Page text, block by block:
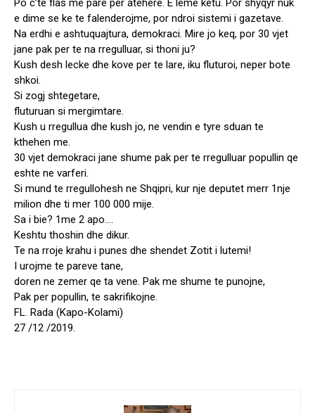
Po c’te flas me pare per atehere. E leme ketu. Por shyqyr nuk
e dime se ke te falenderojme, por ndroi sistemi i gazetave.
Na erdhi e ashtuquajtura, demokraci. Mire jo keq, por 30 vjet
jane pak per te na rregulluar, si thoni ju?
Kush desh lecke dhe kove per te lare, iku fluturoi, neper bote
shkoi.
Si zogj shtegetare,
fluturuan si mergimtare.
Kush u rregullua dhe kush jo, ne vendin e tyre sduan te
kthehen me.
30 vjet demokraci jane shume pak per te rregulluar popullin qe
eshte ne varferi.
Si mund te rregullohesh ne Shqipri, kur nje deputet merr 1nje
milion dhe ti mer 100 000 mije.
Sa i bie? 1me 2 apo….
Keshtu thoshin dhe dikur.
Te na rroje krahu i punes dhe shendet Zotit i lutemi!
I urojme te pareve tane,
doren ne zemer qe ta vene. Pak me shume te punojne,
Pak per popullin, te sakrifikojne.
FL. Rada (Kapo-Kolami)
27 /12 /2019.